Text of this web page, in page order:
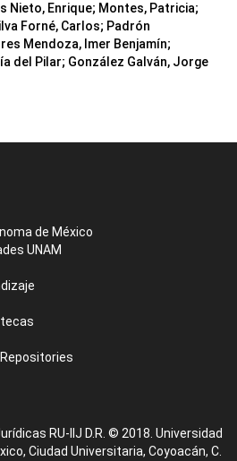
Nieto, Enrique; Montes, Patricia;
Forné, Carlos; Padrón
Mendoza, Imer Benjamín;
del Pilar; González Galván, Jorge
de México
UNAM
RU-IIJ D.R. © 2018. Universidad
Ciudad Universitaria, Coyoacán, C.